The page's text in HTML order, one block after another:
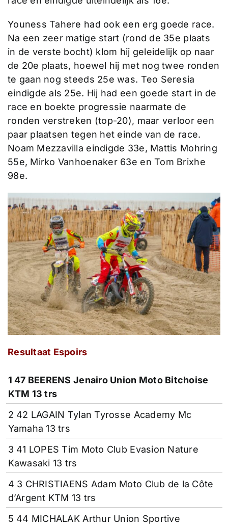
Youness Tahere had ook een erg goede race.
Na een zeer matige start (rond de 35e plaats
in de verste bocht) klom hij geleidelijk op naar
de 20e plaats, hoewel hij met nog twee ronden
te gaan nog steeds 25e was. Teo Seresia
eindigde als 25e. Hij had een goede start in de
race en boekte progressie naarmate de
ronden verstreken (top-20), maar verloor een
paar plaatsen tegen het einde van de race.
Noam Mezzavilla eindigde 33e, Mattis Mohring
55e, Mirko Vanhoenaker 63e en Tom Brixhe
98e.
Resultaat Espoirs
1 47 BEERENS Jenairo Union Moto Bitchoise
KTM 13 trs
2 42 LAGAIN Tylan Tyrosse Academy Mc
Yamaha 13 trs
3 41 LOPES Tim Moto Club Evasion Nature
Kawasaki 13 trs
4 3 CHRISTIAENS Adam Moto Club de la Côte
d’Argent KTM 13 trs
5 44 MICHALAK Arthur Union Sportive